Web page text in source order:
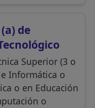
de
Superior (3 o
Informática o
o en Educación
o